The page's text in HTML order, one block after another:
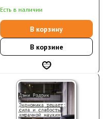
Есть в наличии
В корзину
В корзине